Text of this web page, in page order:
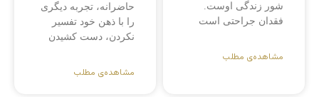
شور زندگی اوست.
فقدان جراحتی است
مشاهده‌ی مطلب
حاضرانه، تجربه دیگری
را با ذهن خود تفسیر
نکردن، دست کشیدن
مشاهده‌ی مطلب